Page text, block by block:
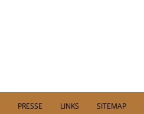
PRESSE LINKS SITEMAP